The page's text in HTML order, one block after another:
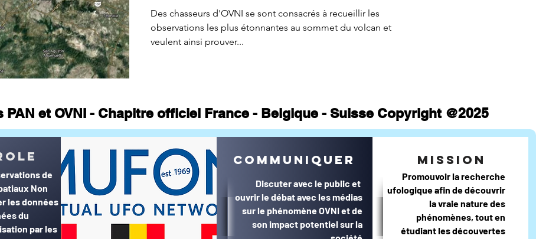
Journal
Des chasseurs d'OVNI se sont consacrés à recueillir les
observations les plus étonnantes au sommet du volcan et
veulent ainsi prouver...
et OVNI - Chapitre officiel France - Belgique - Suisse Copyright @2025
© MUFON France et Belgique©
de
Non
les données
du
par les
communiquer
Discuter avec le public et
ouvrir le débat avec les médias
sur le phénomène OVNI et de
son impact potentiel sur la
mission
Promouvoir la recherche
ufologique afin de découvrir
la vraie nature des
phénomènes, tout en
étudiant les découvertes